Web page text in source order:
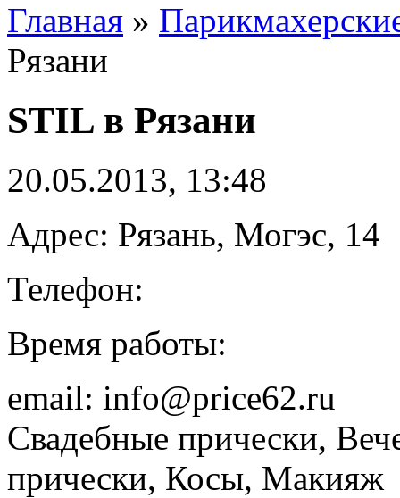
Главная »
Рязани
STIL в Рязани
20.05.2013, 13:48
Адрес: Рязань, Могэс, 14
Телефон:
Время работы:
email: info@price62.ru
Свадебные прически,
прически, Косы, Макияж